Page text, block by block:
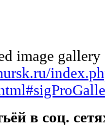
image
в соц.